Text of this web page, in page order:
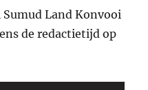
Sumud Land Konvooi
de redactietijd op